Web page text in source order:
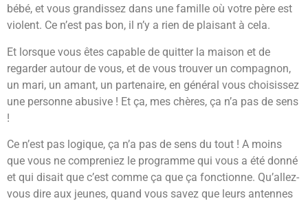
bébé, et vous grandissez dans une famille où votre père est
violent. Ce n’est pas bon, il n’y a rien de plaisant à cela.
Et lorsque vous êtes capable de quitter la maison et de
regarder autour de vous, et de vous trouver un compagnon,
un mari, un amant, un partenaire, en général vous choisissez
une personne abusive ! Et ça, mes chères, ça n’a pas de sens
!
Ce n’est pas logique, ça n’a pas de sens du tout ! A moins
que vous ne compreniez le programme qui vous a été donné
et qui disait que c’est comme ça que ça fonctionne. Qu’allez-
vous dire aux jeunes, quand vous savez que leurs antennes